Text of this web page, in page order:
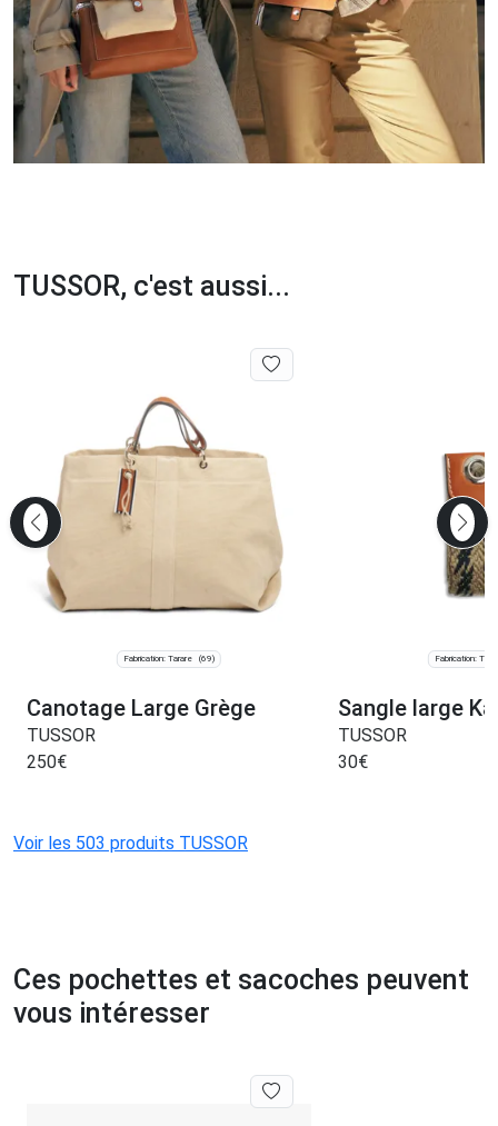
TUSSOR, c'est aussi...
Fabrication: Tarare (69)
Canotage Large Grège
TUSSOR
250€
Fabrication:
Sangle large
TUSSOR
30€
Voir les 503 produits TUSSOR
Ces pochettes et sacoches peuvent
vous intéresser